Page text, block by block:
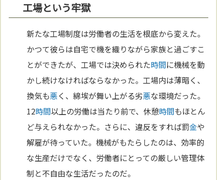
工場という牢獄
新たな工場制度は労働者の生活を根底から変えた。
かつて彼らは自宅で機を織りながら家族と過ごすこ
とができたが、工場では決められた時間に機械を動
かし続けなければならなかった。工場内は薄暗く、
換気も悪く、綿埃が舞い上がる劣悪な環境だった。
12時間以上の労働は当たり前で、休憩時間もほとん
ど与えられなかった。さらに、違反をすれば罰金や
解雇が待っていた。機械がもたらしたのは、効率的
な生産だけでなく、労働者にとっての厳しい管理体
制と不自由な生活だったのだ。